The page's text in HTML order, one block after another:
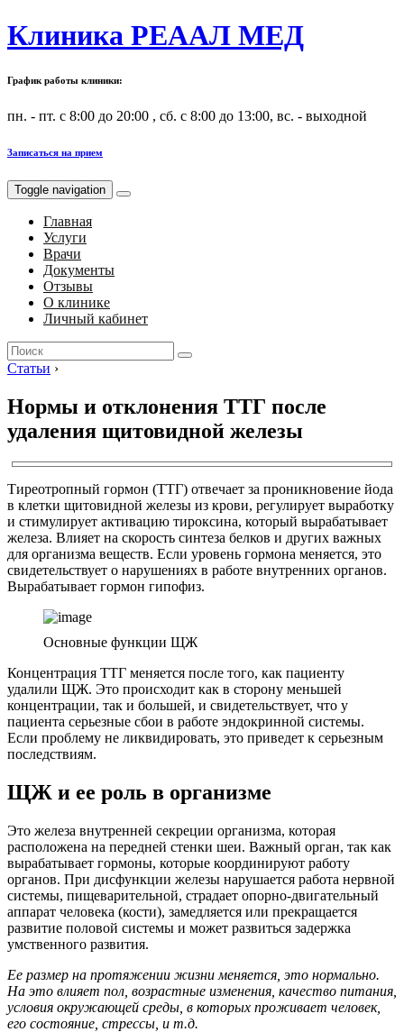
Клиника РЕААЛ МЕД
График работы клиники:
пн. - пт. с 8:00 до 20:00 , сб. с 8:00 до 13:00, вс. - выходной
Записаться на прием
Toggle navigation
Главная
Услуги
Врачи
Документы
Отзывы
О клинике
Личный кабинет
Search
for:
Статьи ›
Нормы и отклонения ТТГ после
удаления щитовидной железы
Тиреотропный гормон (ТТГ) отвечает за проникновение йода
в клетки щитовидной железы из крови, регулирует выработку
и стимулирует активацию тироксина, который вырабатывает
железа. Влияет на скорость синтеза белков и других важных
для организма веществ. Если уровень гормона меняется, это
свидетельствует о нарушениях в работе внутренних органов.
Вырабатывает гормон гипофиз.
Основные функции ЩЖ
Концентрация ТТГ меняется после того, как пациенту
удалили ЩЖ. Это происходит как в сторону меньшей
концентрации, так и большей, и свидетельствует, что у
пациента серьезные сбои в работе эндокринной системы.
Если проблему не ликвидировать, это приведет к серьезным
последствиям.
ЩЖ и ее роль в организме
Это железа внутренней секреции организма, которая
расположена на передней стенки шеи. Важный орган, так как
вырабатывает гормоны, которые координируют работу
органов. При дисфункции железы нарушается работа нервной
системы, пищеварительной, страдает опорно-двигательный
аппарат человека (кости), замедляется или прекращается
развитие половой системы и может развиться задержка
умственного развития.
Ее размер на протяжении жизни меняется, это нормально.
На это влияет пол, возрастные изменения, качество питания,
условия окружающей среды, в которых проживает человек,
его состояние, стрессы, и т.д.